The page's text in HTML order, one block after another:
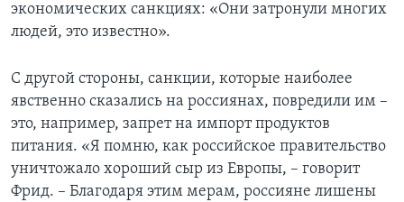
экономических санкциях: «Они затронули многих
людей, это известно».
С другой стороны, санкции, которые наиболее
явственно сказались на россиянах, повредили им –
это, например, запрет на импорт продуктов
питания. «Я помню, как российское правительство
уничтожало хороший сыр из Европы, – говорит
Фрид. – Благодаря этим мерам, россияне лишены